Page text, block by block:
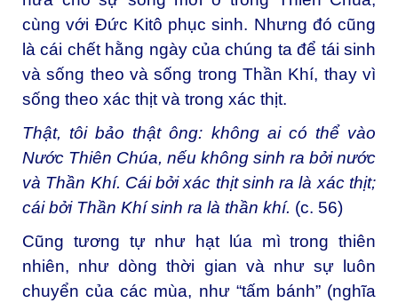
cùng với Đức Kitô phục sinh. Nhưng đó cũng
là cái chết hằng ngày của chúng ta để tái sinh
và sống theo và sống trong Thần Khí, thay vì
sống theo xác thịt và trong xác thịt.
Thật, tôi bảo thật ông: không ai có thể vào
Nước Thiên Chúa, nếu không sinh ra bởi nước
và Thần Khí. Cái bởi xác thịt sinh ra là xác thịt;
cái bởi Thần Khí sinh ra là thần khí. (c. 56)
Cũng tương tự như hạt lúa mì trong thiên
nhiên, như dòng thời gian và như sự luôn
chuyển của các mùa, như “tấm bánh” (nghĩa